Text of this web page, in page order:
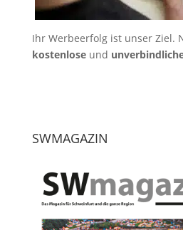
Ihr Werbeerfolg ist unser Ziel.
kostenloseund
SWMAGAZIN